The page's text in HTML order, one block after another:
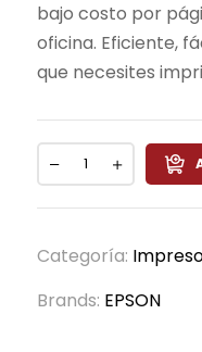
bajo costo por
oficina. Eficiente,
que necesites
Categoría:
Brands: EPSON